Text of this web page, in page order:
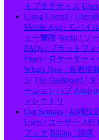
トプラクティス
Using Uberall /
Mobile App / モバイ
ュー管理 Social / ソ
FAQs / プラットフ
Pages / ロケーター
What's New / 新着情
ジ The Dashboard /
ーションハブ
ィレクトリ
Org Settings / 組織設
Users / ユーザー API
フック Billing / 請求